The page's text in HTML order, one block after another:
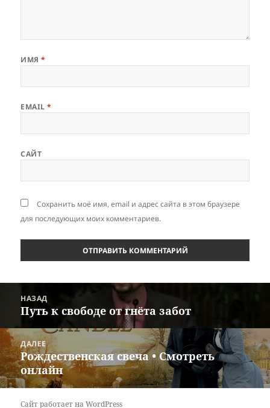
ИМЯ*
EMAIL*
САЙТ
Сохранить моё имя, email и адрес сайта в этом браузере
для последующих моих комментариев.
записям
НАЗАД
Предыдущая
Путь к свободе от гнёта забот
ДАЛЕЕ
Следующая
запись:
Рождественская свеча • Смотреть
онлайн
Сайт работает на WordPress